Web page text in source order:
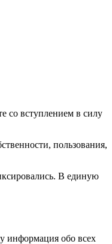
со вступлением в силу
пользования,
В единую
информация обо всех